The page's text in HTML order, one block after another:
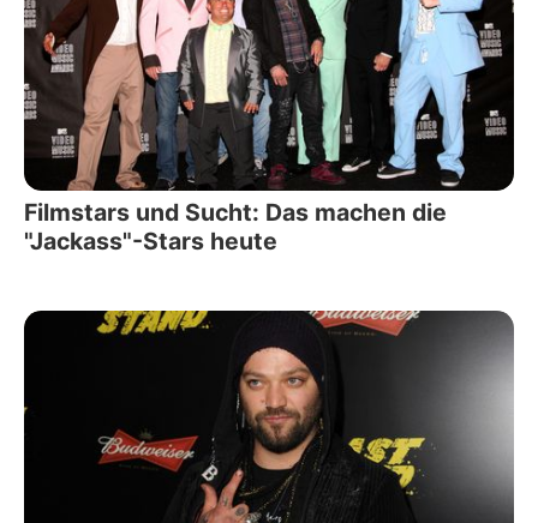
Filmstars und Sucht: Das machen die
"Jackass"-Stars heute